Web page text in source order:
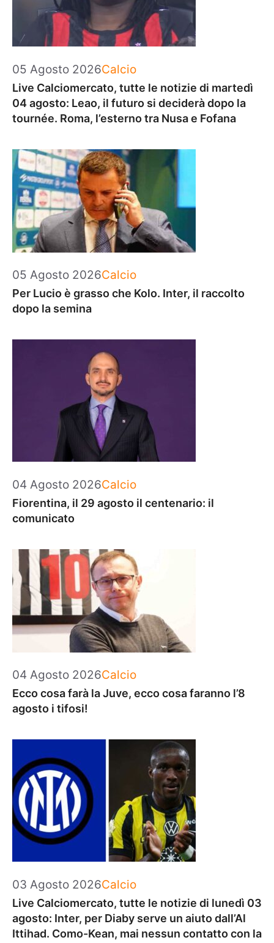
05 Agosto 2026Categorie
Calcio
Live Calciomercato, tutte le notizie di martedì
04 agosto: Leao, il futuro si deciderà dopo la
tournée. Roma, l’esterno tra Nusa e Fofana
05 Agosto 2026Categorie
Calcio
Per Lucio è grasso che Kolo. Inter, il raccolto
dopo la semina
04 Agosto 2026Categorie
Calcio
Fiorentina, il 29 agosto il centenario: il
comunicato
04 Agosto 2026Categorie
Calcio
Ecco cosa farà la Juve, ecco cosa faranno l’8
agosto i tifosi!
03 Agosto 2026Categorie
Calcio
Live Calciomercato, tutte le notizie di lunedì 03
agosto: Inter, per Diaby serve un aiuto dall’Al
Ittihad. Como-Kean, mai nessun contatto con la